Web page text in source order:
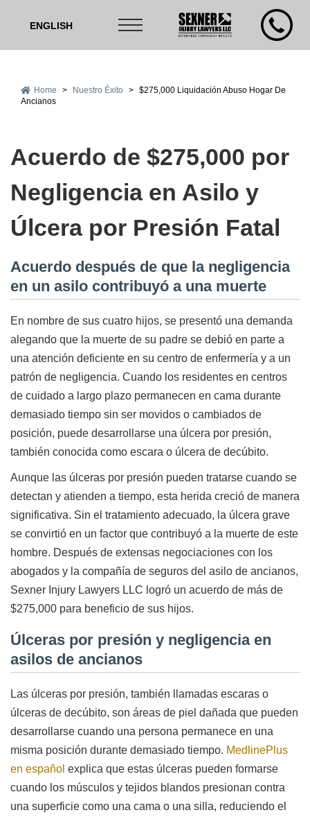
ENGLISH
Home > Nuestro Éxito > $275,000 Liquidación Abuso Hogar De
Ancianos
Acuerdo de $275,000 por
Negligencia en Asilo y
Úlcera por Presión Fatal
Acuerdo después de que la negligencia
en un asilo contribuyó a una muerte
En nombre de sus cuatro hijos, se presentó una demanda
alegando que la muerte de su padre se debió en parte a
una atención deficiente en su centro de enfermería y a un
patrón de negligencia. Cuando los residentes en centros
de cuidado a largo plazo permanecen en cama durante
demasiado tiempo sin ser movidos o cambiados de
posición, puede desarrollarse una úlcera por presión,
también conocida como escara o úlcera de decúbito.
Aunque las úlceras por presión pueden tratarse cuando se
detectan y atienden a tiempo, esta herida creció de manera
significativa. Sin el tratamiento adecuado, la úlcera grave
se convirtió en un factor que contribuyó a la muerte de este
hombre. Después de extensas negociaciones con los
abogados y la compañía de seguros del asilo de ancianos,
Sexner Injury Lawyers LLC logró un acuerdo de más de
$275,000 para beneficio de sus hijos.
Úlceras por presión y negligencia en
asilos de ancianos
Las úlceras por presión, también llamadas escaras o
úlceras de decúbito, son áreas de piel dañada que pueden
desarrollarse cuando una persona permanece en una
misma posición durante demasiado tiempo. MedlinePlus
en español explica que estas úlceras pueden formarse
cuando los músculos y tejidos blandos presionan contra
una superficie como una cama o una silla, reduciendo el